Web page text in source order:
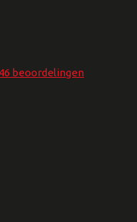
beoordelingen